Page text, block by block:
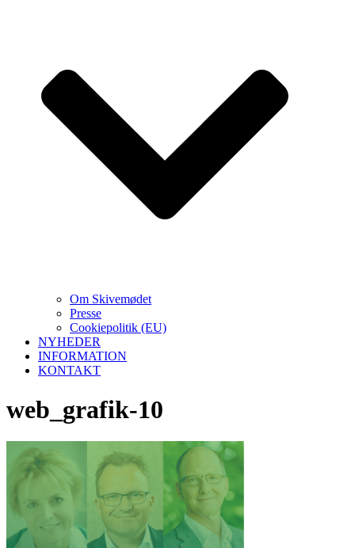
Om Skivemødet
Presse
Cookiepolitik (EU)
NYHEDER
INFORMATION
KONTAKT
web_grafik-10